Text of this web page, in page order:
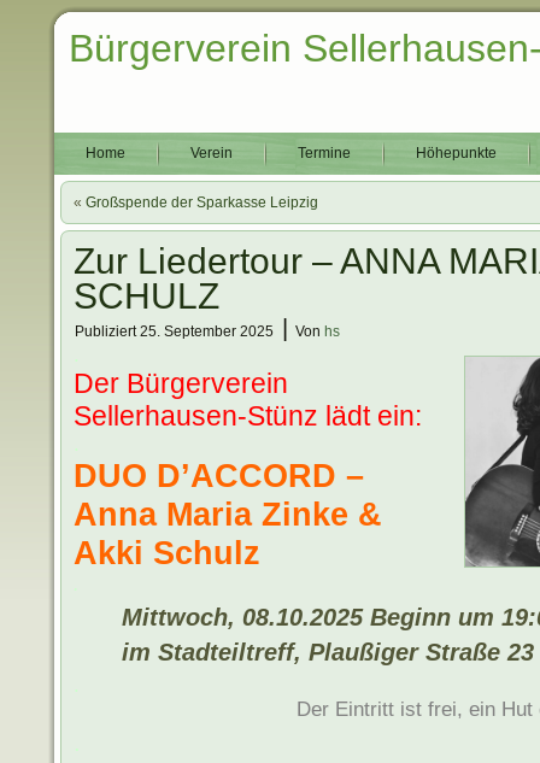
Bürgerverein
Home Verein Termine Höhepunkte
« Großspende der Sparkasse Leipzig
Zur Liedertour – ANNA
SCHULZ
Publiziert 25. September 2025 Von hs
.
Der Bürgerverein
Sellerhausen-Stünz lädt ein:
.
DUO D’ACCORD –
Anna Maria Zinke &
Akki Schulz
.
Mittwoch, 08.10.2025 Beginn um
im Stadteiltreff, Plaußiger Straße 23
.
Der Eintritt ist frei, ein Hut
.